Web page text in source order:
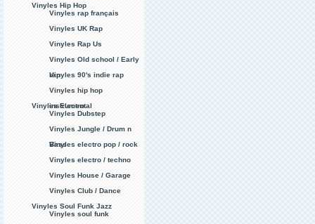
Vinyles Hip Hop
Vinyles rap français
Vinyles UK Rap
Vinyles Rap Us
Vinyles Old school / Early
rap
Vinyles 90's indie rap
Vinyles hip hop
instrumental
Vinyles Electro
Vinyles Dubstep
Vinyles Jungle / Drum n
Bass
Vinyles electro pop / rock
Vinyles electro / techno
Vinyles House / Garage
Vinyles Club / Dance
Vinyles Soul Funk Jazz
Vinyles soul funk